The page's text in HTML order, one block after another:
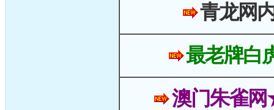
青龙网
最老牌白
澳门朱雀